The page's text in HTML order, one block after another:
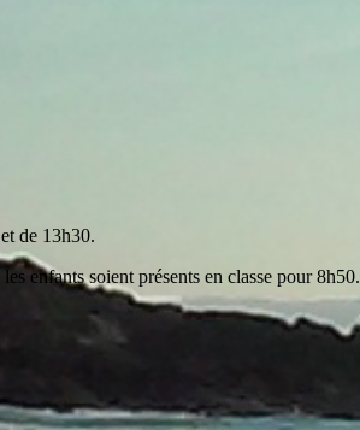
de 13h30.
enfants soient présents en classe pour 8h50.